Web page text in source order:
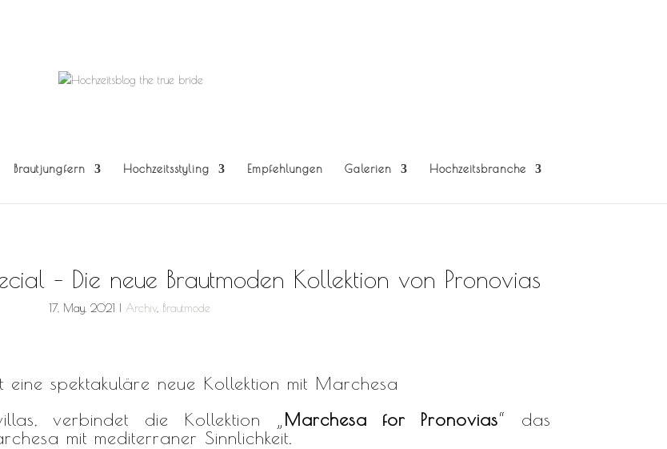
Brautjungfern Hochzeitsstyling Empfehlungen Galerien Hochzeitsbranche
– Die neue Brautmoden Kollektion von Pronovias
17, May, 2021 Archiv, Brautmode
eine spektakuläre neue Kollektion mit Marchesa
verbindet die Kollektion „ Marchesa for Pronovias“ das
mit mediterraner Sinnlichkeit.